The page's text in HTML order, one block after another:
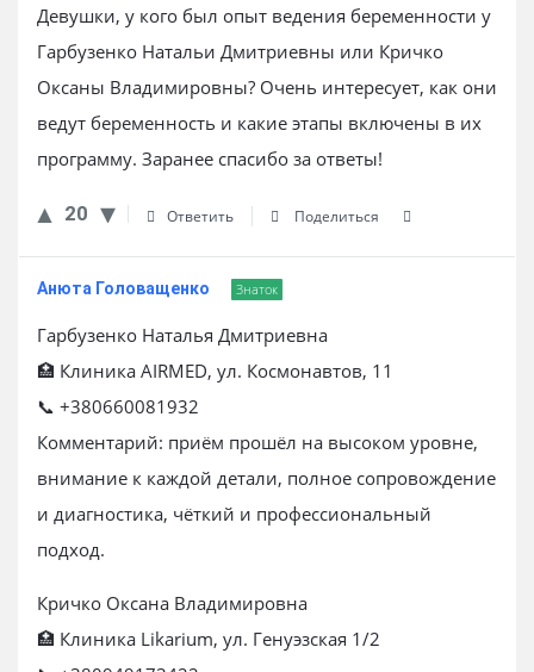
Девушки, у кого был опыт ведения беременности у
Гарбузенко Натальи Дмитриевны или Кричко
Оксаны Владимировны? Очень интересует, как они
ведут беременность и какие этапы включены в их
программу. Заранее спасибо за ответы!
20 Ответить Поделиться
Анюта Головащенко Знаток
Гарбузенко Наталья Дмитриевна
🏥 Клиника AIRMED, ул. Космонавтов, 11
📞 +380660081932
Комментарий: приём прошёл на высоком уровне,
внимание к каждой детали, полное сопровождение
и диагностика, чёткий и профессиональный
подход.
Кричко Оксана Владимировна
🏥 Клиника Likarium, ул. Генуэзская 1/2